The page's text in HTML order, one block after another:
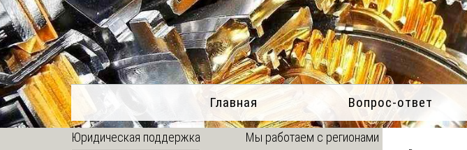
Главная Вопрос-ответ
Юридическая поддержка
Мы работаем с регионами